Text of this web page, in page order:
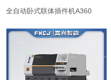
全自动卧式联体插件机A360